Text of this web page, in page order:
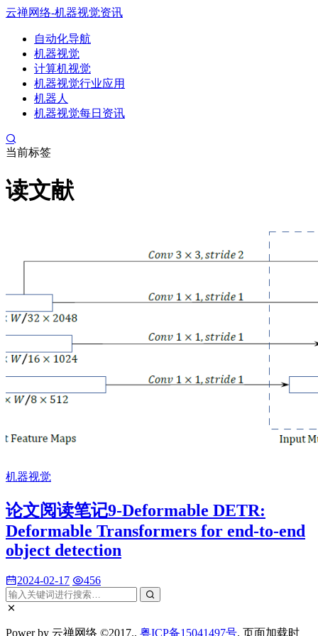
云禅网络-机器视觉资讯
自动化导航
机器视觉
计算机视觉
机器视觉行业应用
机器人
机器视觉每日资讯
当前标签
读文献
机器视觉
论文阅读笔记9-Deformable DETR:
Deformable Transformers for end-to-end
object detection
2024-02-17 456
Power by 云禅网络 ©2017.. 粤ICP备15041497号. 页面加载时